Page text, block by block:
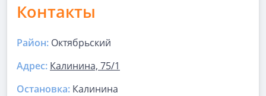
Контакты
Район: Октябрьский
Адрес: Калинина, 75/1
Остановка: Калинина